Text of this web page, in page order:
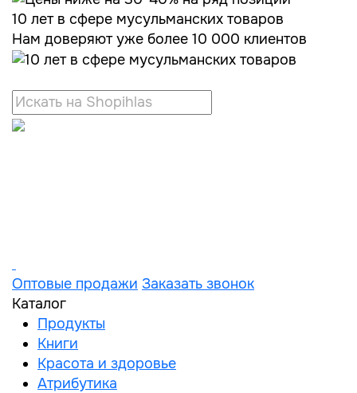
10 лет в сфере мусульманских товаров
Нам доверяют уже более 10 000 клиентов
Оптовые продажи Заказать звонок
Каталог
Продукты
Книги
Красота и здоровье
Атрибутика